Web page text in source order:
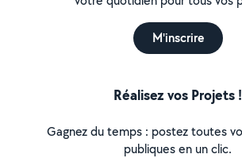
M'inscrire
Réalisez vos Projets !
Gagnez du temps : postez toutes
publiques en un clic.